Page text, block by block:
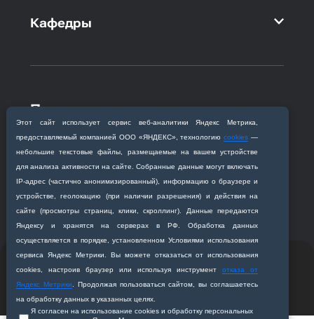
Этот сайт использует сервис веб‑аналитики Яндекс Метрика,
предоставляемый компанией ООО «ЯНДЕКС», технологиюcookies —
небольшие текстовые файлы, размещаемые на вашем устройстве
для анализа активности на сайте. Собранные данные могут включать
IP‑адрес (частично анонимизированный), информацию о браузере и
устройстве, геолокацию (при наличии разрешения) и действия на
сайте (просмотры страниц, клики, скроллинг). Данные передаются
Яндексу и хранятся на серверах в РФ. Обработка данных
осуществляется в порядке, установленном Условиями использования
сервиса Яндекс Метрики. Вы можете отказаться от использования
cookies, настроив браузер или используя инструментотказа от
Яндекс Метрики . Продолжая пользоваться сайтом, вы соглашаетесь
на обработку данных в указанных целях.
Я согласен на использование cookies и обработку персональных
Кафедры
Приемная комиссия
Благовещенск, ул. Горького, 95
+7 (4162) 319‒016
abitur@amursma.su
Сведения об образовательной
организации
медицинская академия
Разработано студией